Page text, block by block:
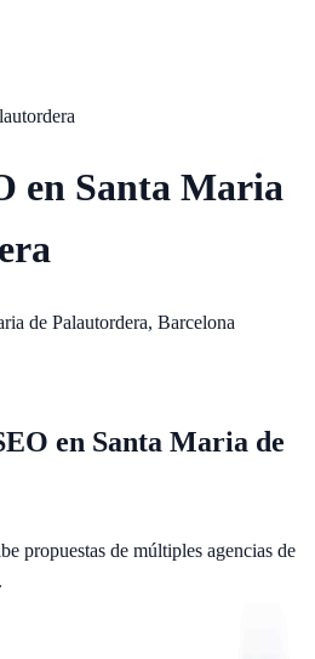
en Santa Maria
de Palautordera, Barcelona
en Santa Maria de
propuestas de múltiples agencias de
.